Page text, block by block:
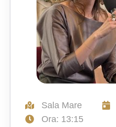
Sala Mare
Ora: 13:15